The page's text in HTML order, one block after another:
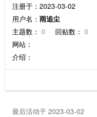
注册于：2023-03-02
用户名： 雨追尘
主题数： 0 回贴数： 0
网站：
介绍：
最后活动于 2023-03-02